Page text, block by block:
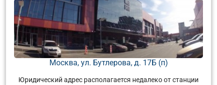
Москва, ул. Бутлерова, д. 17Б (п)
Юридический адрес располагается недалеко от станции